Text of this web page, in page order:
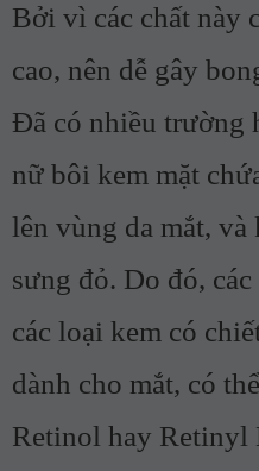
Bởi vì các chất này
cao, nên dễ gây
Đã có nhiều trường
nữ bôi kem mặt
lên vùng da mắt,
sưng đỏ. Do đó,
các loại kem có
dành cho mắt, có
Retinol hay Retinyl